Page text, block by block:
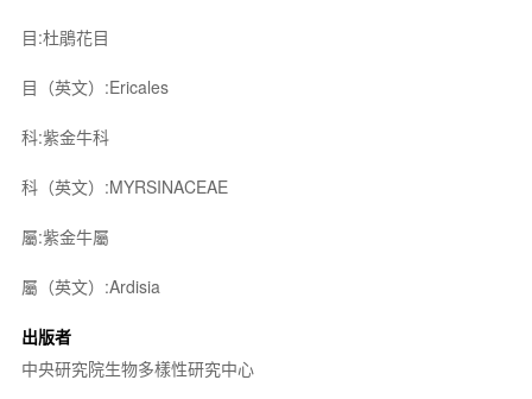
目:杜鵑花目
目（英文）:Ericales
科:紫金牛科
科（英文）:MYRSINACEAE
屬:紫金牛屬
屬（英文）:Ardisia
出版者
中央研究院生物多樣性研究中心